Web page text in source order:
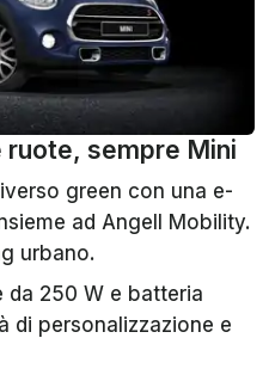
ruote, sempre Mini
green con una e-
ad Angell Mobility.
urbano.
da 250 W e batteria
di personalizzazione e